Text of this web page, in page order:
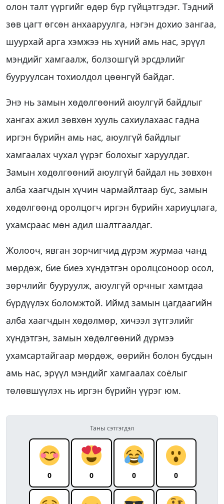
олон талт үүргийг өдөр бүр гүйцэтгэдэг. Тэдний
зөв цагт өгсөн анхааруулга, нэгэн дохио зангаа,
шуурхай арга хэмжээ нь хүний амь нас, эрүүл
мэндийг хамгаалж, болзошгүй эрсдэлийг
бууруулсан тохиолдол цөөнгүй байдаг.
Энэ нь замын хөдөлгөөний аюулгүй байдлыг
хангах ажил зөвхөн хууль сахиулахаас гадна
иргэн бүрийн амь нас, аюулгүй байдлыг
хамгаалах чухал үүрэг болохыг харуулдаг.
Замын хөдөлгөөний аюулгүй байдал нь зөвхөн
алба хаагчдын хүчин чармайлтаар бус, замын
хөдөлгөөнд оролцогч иргэн бүрийн хариуцлага,
ухамсраас мөн адил шалтгаалдаг.
Жолооч, явган зорчигчид дүрэм журмаа чанд
мөрдөж, бие биеэ хүндэтгэн оролцсоноор осол,
зөрчлийг бууруулж, аюулгүй орчныг хамтдаа
бүрдүүлэх боломжтой. Иймд замын цагдаагийн
алба хаагчдын хөдөлмөр, хичээл зүтгэлийг
хүндэтгэн, замын хөдөлгөөний дүрмээ
ухамсартайгаар мөрдөж, өөрийн болон бусдын
амь нас, эрүүл мэндийг хамгаалах соёлыг
төлөвшүүлэх нь иргэн бүрийн үүрэг юм.
Таны сэтгэгдэл
0 0 0 0